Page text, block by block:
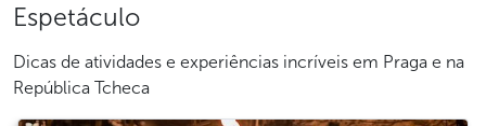
Espetáculo
Dicas de atividades e experiências incríveis em Praga e na
República Tcheca